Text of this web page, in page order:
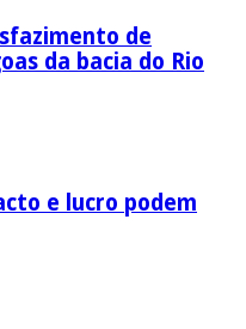
de
da bacia do Rio
e lucro podem